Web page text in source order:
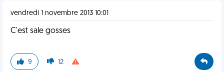
vendredi 1 novembre 2013 10:01
C'est sale gosses
9 12